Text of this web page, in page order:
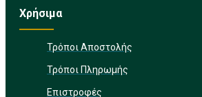
Χρήσιμα
Τρόποι Αποστολής
Τρόποι Πληρωμής
Επιστροφές